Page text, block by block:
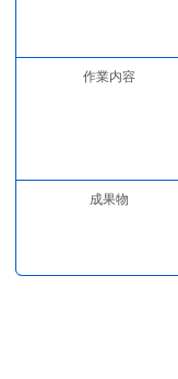
作業内容
成果物